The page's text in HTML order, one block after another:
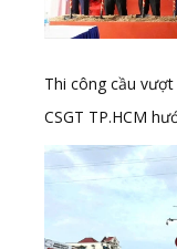
Thi công cầu
CSGT TP.HCM
trình mới